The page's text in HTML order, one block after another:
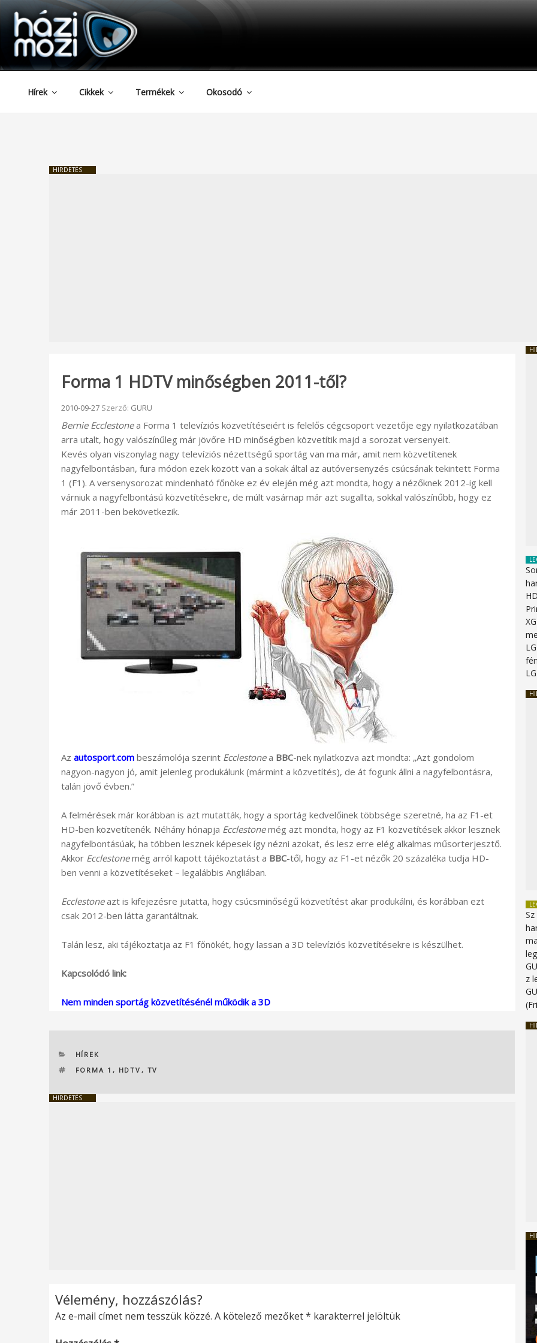
Tartalomhoz
HAZIMOZI
Hírek Cikkek Termékek Okosodó
HIRDETÉS
Forma 1 HDTV minőségben 2011-től?
Beküldve:
2010-09-27 Szerző: GURU
Bernie Ecclestonea Forma 1 televíziós közvetítéseiért is felelős cégcsoport vezetője egy nyilatkozatában
arra utalt, hogy valószínűleg már jövőre HD minőségben közvetítik majd a sorozat versenyeit.
Kevés olyan viszonylag nagy televíziós nézettségű sportág van ma már, amit nem közvetítenek
nagyfelbontásban, fura módon ezek között van a sokak által az autóversenyzés csúcsának tekintett Forma
1 (F1). A versenysorozat mindenható főnöke ez év elején még azt mondta, hogy a nézőknek 2012-ig kell
várniuk a nagyfelbontású közvetítésekre, de múlt vasárnap már azt sugallta, sokkal valószínűbb, hogy ez
már 2011-ben bekövetkezik.
Az autosport.com beszámolója szerint Ecclestonea BBC-nek nyilatkozva azt mondta: „Azt gondolom
nagyon-nagyon jó, amit jelenleg produkálunk (mármint a közvetítés), de át fogunk állni a nagyfelbontásra,
talán jövő évben.”
A felmérések már korábban is azt mutatták, hogy a sportág kedvelőinek többsége szeretné, ha az F1-et
HD-ben közvetítenék. Néhány hónapja Ecclestonemég azt mondta, hogy az F1 közvetítések akkor lesznek
nagyfelbontásúak, ha többen lesznek képesek így nézni azokat, és lesz erre elég alkalmas műsorterjesztő.
Akkor Ecclestonemég arról kapott tájékoztatást a BBC-től, hogy az F1-et nézők 20 százaléka tudja HD-
ben venni a közvetítéseket – legalábbis Angliában.
Ecclestoneazt is kifejezésre jutatta, hogy csúcsminőségű közvetítést akar produkálni, és korábban ezt
csak 2012-ben látta garantáltnak.
Talán lesz, aki tájékoztatja az F1 főnökét, hogy lassan a 3D televíziós közvetítésekre is készülhet.
Kapcsolódó link:
Nem minden sportág közvetítésénél működik a 3D
KATEGÓRIÁK
HÍREK
CÍMKÉK
FORMA 1 , HDTV , TV
HIRDETÉS
Vélemény, hozzászólás?
Az e-mail címet nem tesszük közzé. A kötelező mezőket* karakterrel jelöltük
z